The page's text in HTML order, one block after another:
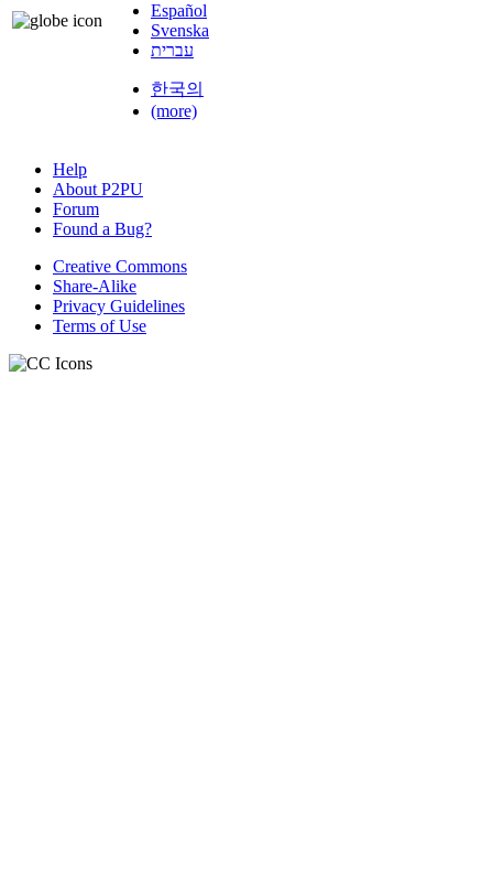
Español
Svenska
עברית
한국의
(more)
Help
About P2PU
Forum
Found a Bug?
Creative Commons
Share-Alike
Privacy Guidelines
Terms of Use